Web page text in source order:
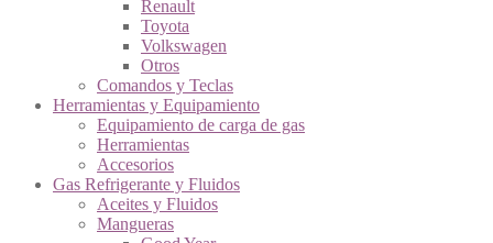
Renault
Toyota
Volkswagen
Otros
Comandos y Teclas
Herramientas y Equipamiento
Equipamiento de carga de gas
Herramientas
Accesorios
Gas Refrigerante y Fluidos
Aceites y Fluidos
Mangueras